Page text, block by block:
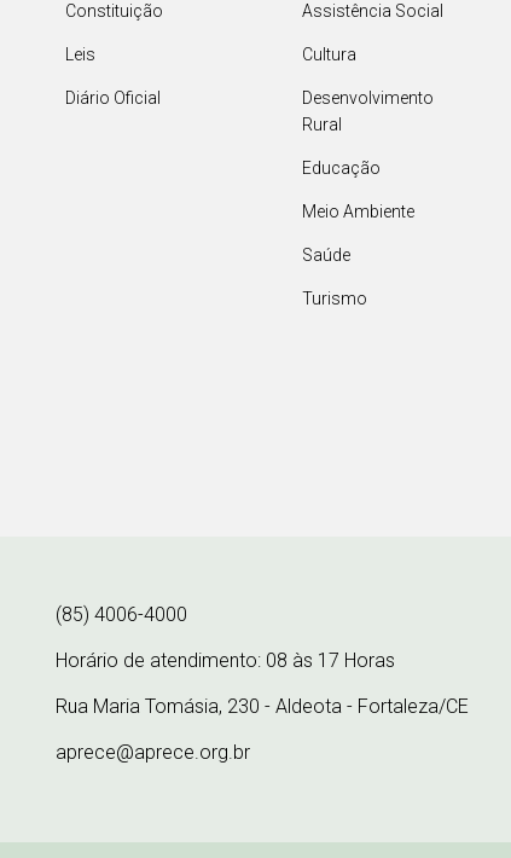
Constituição
Leis
Diário Oficial
Assistência Social
Cultura
Desenvolvimento
Rural
Educação
Meio Ambiente
Saúde
Turismo
(85) 4006-4000
Horário de atendimento: 08 às 17 Horas
Rua Maria Tomásia, 230 - Aldeota - Fortaleza/CE
aprece@aprece.org.br